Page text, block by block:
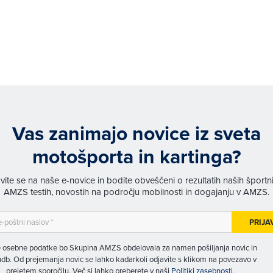
Vas zanimajo novice iz sveta
motošporta in kartinga?
se na naše e-novice in bodite obveščeni o rezultatih naših
AMZS testih, novostih na področju mobilnosti in dogajanju v AMZS.
osebne podatke bo Skupina AMZS obdelovala za namen pošiljanja novic in
Od prejemanja novic se lahko kadarkoli odjavite s klikom na povezavo v
prejetem sporočilu. Več si lahko preberete v naši Politiki zasebnosti.